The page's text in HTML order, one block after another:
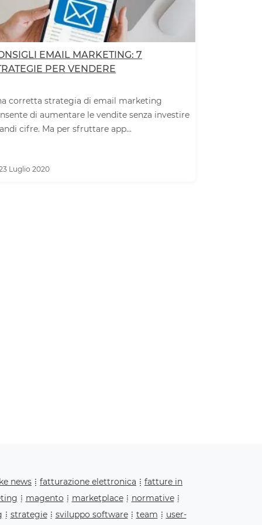
EMAIL MARKETING: 7
PER VENDERE
corretta strategia di email marketing
di aumentare le vendite senza investire
cifre. Ma per sfruttare app...
Luglio 2020
news fatturazione elettronica
fatture in
magento marketplace
normative
strategie sviluppo software team user-